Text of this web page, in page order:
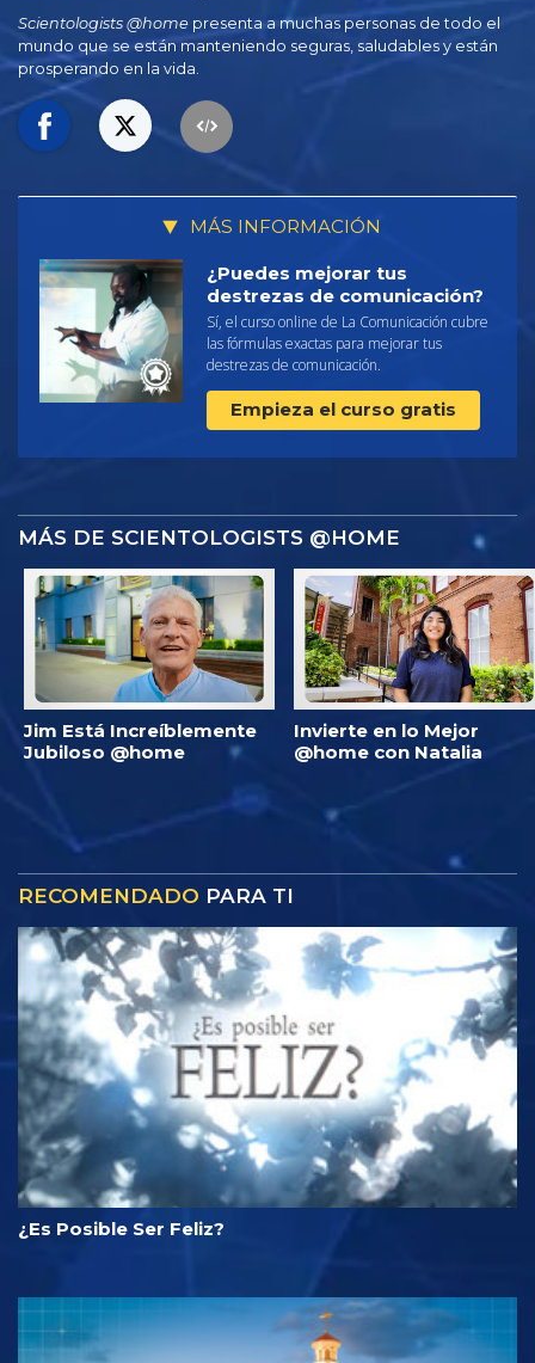
Scientologists @home presenta a muchas personas de todo el
mundo que se están manteniendo seguras, saludables y están
prosperando en la vida.
MÁS INFORMACIÓN
¿Puedes mejorar tus
destrezas de comunicación?
Sí, el curso online de La Comunicación cubre
las fórmulas exactas para mejorar tus
destrezas de comunicación.
Empieza el curso gratis
MÁS DE SCIENTOLOGISTS @HOME
Jim Está Increíblemente
Jubiloso @home
Invierte en lo Mejor
@home con Natalia
RECOMENDADO PARA TI
¿Es Posible Ser Feliz?